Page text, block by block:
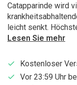
Catapparinde wird
leicht senkt.
Lesen Sie mehr
Kostenloser
Vor 23:59 Uhr